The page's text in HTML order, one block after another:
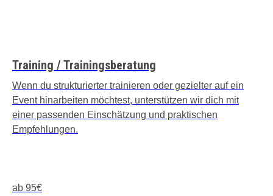
Training / Trainingsberatung
Wenn du strukturierter trainieren oder gezielter auf ein
Event hinarbeiten möchtest, unterstützen wir dich mit
einer passenden Einschätzung und praktischen
Empfehlungen.
ab 95€